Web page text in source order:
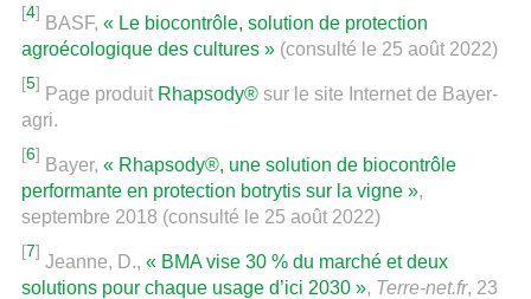
[4]
BASF, « Le biocontrôle, solution de protection
agroécologique des cultures »(consulté le 25 août 2022)
[5]
Page produit Rhapsody®sur le site Internet de Bayer-
agri.
[6]
Bayer, « Rhapsody®, une solution de biocontrôle
performante en protection botrytis sur la vigne »,
septembre 2018 (consulté le 25 août 2022)
[7]
Jeanne, D., « BMA vise 30 % du marché et deux
solutions pour chaque usage d’ici 2030 », Terre-net.fr, 23